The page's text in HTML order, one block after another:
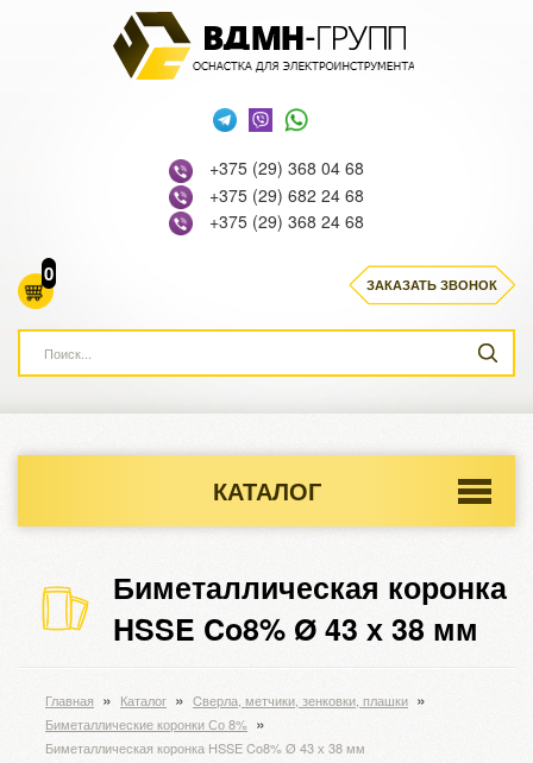
+375 (29) 368 04 68
+375 (29) 682 24 68
+375 (29) 368 24 68
0 ЗАКАЗАТЬ ЗВОНОК
КАТАЛОГ
Биметаллическая коронка
HSSE Co8% Ø 43 х 38 мм
Главная » Каталог » Cверла, метчики, зенковки, плашки »
Биметаллические коронки Со 8% »
Биметаллическая коронка HSSE Co8% Ø 43 х 38 мм